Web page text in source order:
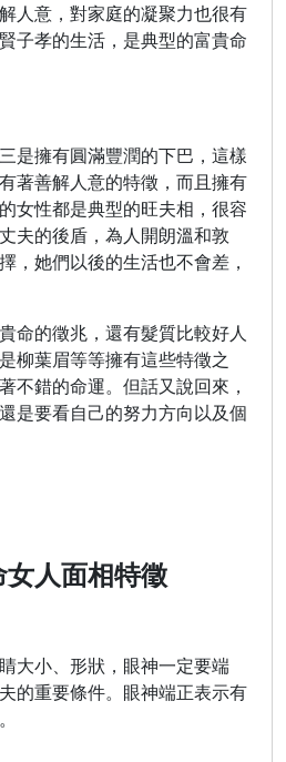
人意，對家庭的凝聚力也很有
子孝的生活，是典型的富貴命
是擁有圓滿豐潤的下巴，這樣
著善解人意的特徵，而且擁有
女性都是典型的旺夫相，很容
夫的後盾，為人開朗溫和敦
，她們以後的生活也不會差，
命的徵兆，還有髮質比較好人
柳葉眉等等擁有這些特徵之
不錯的命運。但話又說回來，
是要看自己的努力方向以及個
人面相特徵
大小、形狀，眼神一定要端
的重要條件。眼神端正表示有